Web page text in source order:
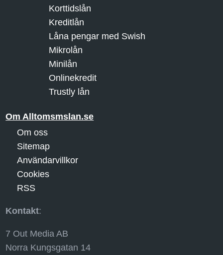
Korttidslån
Kreditlån
Låna pengar med Swish
Mikrolån
Minilån
Onlinekredit
Trustly lån
Om Alltomsmslan.se
Om oss
Sitemap
Användarvillkor
Cookies
RSS
Kontakt:
7 Out Media AB
Norra Kungsgatan 14